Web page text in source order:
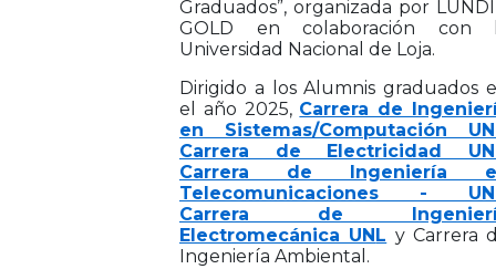
Graduados”, organizada por
GOLD en colaboración con
Universidad Nacional de Loja.
Dirigido a los Alumnis graduados
el año 2025, Carrera de
en Sistemas/Computación UN
Carrera de Electricidad UN
Carrera de Ingeniería
Telecomunicaciones - UN
Carrera de
Electromecánica UNL y Carrera
Ingeniería Ambiental.